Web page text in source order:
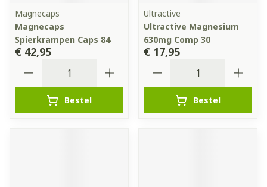
Magnecaps
Magnecaps
Spierkrampen Caps 84
€ 42,95
Bestel
Ultractive
Ultractive Magnesium
630mg Comp 30
€ 17,95
Bestel